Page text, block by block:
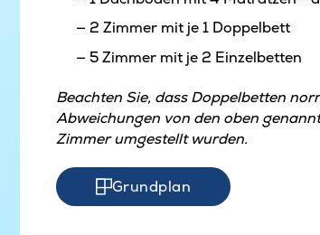
2 Zimmer mit je 1 Doppelbett
5 Zimmer mit je 2 Einzelbetten
Beachten Sie, dass Doppelbetten
Abweichungen von den oben
Zimmer umgestellt wurden.
Grundplan